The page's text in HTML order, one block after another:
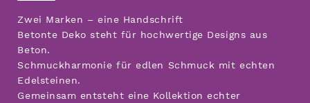
Zwei Marken – eine Handschrift
Betonte Deko steht für hochwertige Designs aus
Beton.
Schmuckharmonie für edlen Schmuck mit echten
Edelsteinen.
Gemeinsam entsteht eine Kollektion echter